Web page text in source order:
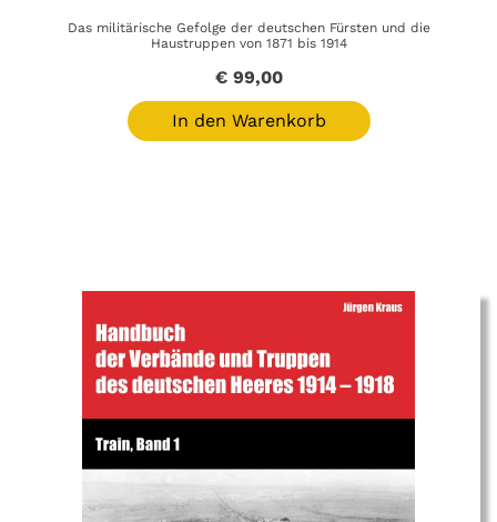
Das militärische Gefolge der deutschen Fürsten und die
Haustruppen von 1871 bis 1914
€ 99,00
In den Warenkorb